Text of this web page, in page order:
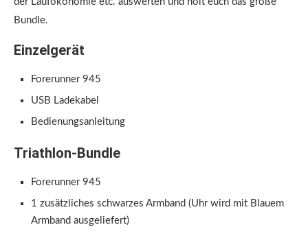
Bundle.
Einzelgerät
Forerunner 945
USB Ladekabel
Bedienungsanleitung
Triathlon-Bundle
Forerunner 945
1 zusätzliches schwarzes Armband (Uhr wird mit Blauem
Armband ausgeliefert)